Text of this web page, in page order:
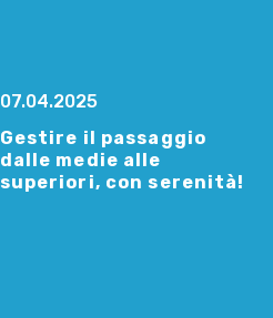
07.04.2025
Gestire il passaggio
dalle medie alle
superiori, con serenità!